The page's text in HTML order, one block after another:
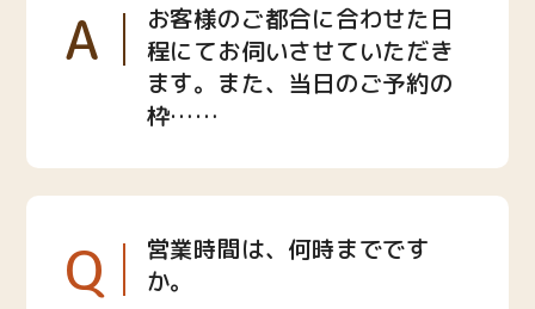
A
お客様のご都合に合わせた日
程にてお伺いさせていただき
ます。また、当日のご予約の
枠……
Q
営業時間は、何時までです
か。